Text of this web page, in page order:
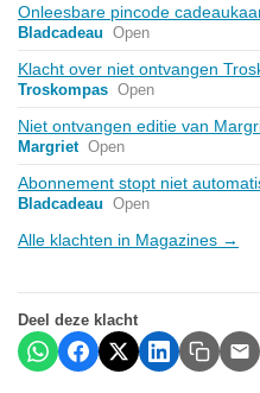
Onleesbare pincode
Bladcadeau Open
Klacht over niet ontvangen
Troskompas Open
Niet ontvangen editie van
Margriet Open
Abonnement stopt niet
Bladcadeau Open
Alle klachten in Magazines →
Deel deze klacht